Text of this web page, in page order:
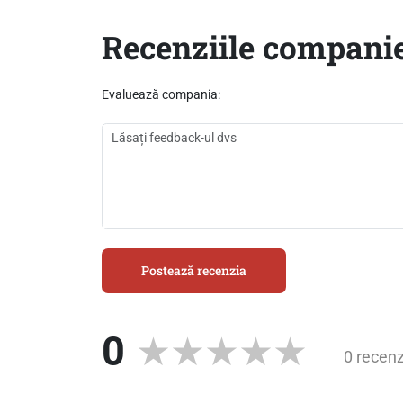
Recenziile
Evaluează compania:
Postează recenzia
0 0